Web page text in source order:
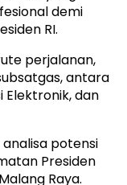
demi
RI.
perjalanan,
antara
Elektronik, dan
potensi
Presiden
Raya.